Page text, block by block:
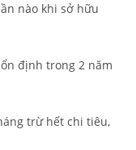
nào khi sở hữu
định trong 2 năm
trừ hết chi tiêu,